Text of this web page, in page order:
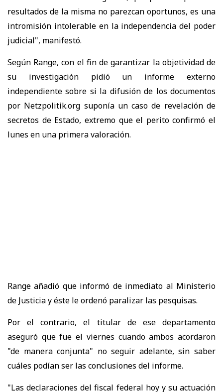
resultados de la misma no parezcan oportunos, es una
intromisión intolerable en la independencia del poder
judicial", manifestó.
Según Range, con el fin de garantizar la objetividad de
su investigación pidió un informe externo
independiente sobre si la difusión de los documentos
por Netzpolitik.org suponía un caso de revelación de
secretos de Estado, extremo que el perito confirmó el
lunes en una primera valoración.
Range añadió que informó de inmediato al Ministerio
de Justicia y éste le ordenó paralizar las pesquisas.
Por el contrario, el titular de ese departamento
aseguró que fue el viernes cuando ambos acordaron
"de manera conjunta" no seguir adelante, sin saber
cuáles podían ser las conclusiones del informe.
"Las declaraciones del fiscal federal hoy y su actuación